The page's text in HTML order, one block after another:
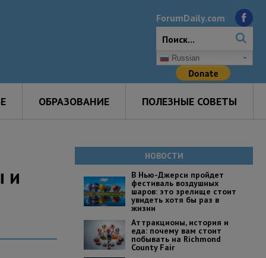
ForumDaily.com
Russian
ОБРАЗОВАНИЕ ПОЛЕЗНЫЕ СОВЕТЫ
и
НОВОСТИ
В Нью-Джерси пройдет
фестиваль воздушных
шаров: это зрелище стоит
увидеть хотя бы раз в
жизни
Аттракционы, история и
еда: почему вам стоит
побывать на Richmond
County Fair